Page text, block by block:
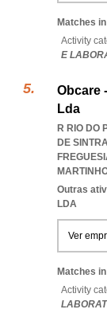
Matches
Activity
E
Obcare
Lda
R RIO DO
DE
Outras
LDA
Ver
Matches
Activity